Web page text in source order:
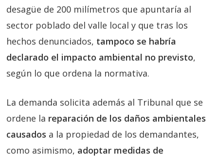
desagüe de 200 milímetros que apuntaría al
sector poblado del valle local y que tras los
hechos denunciados, tampoco se habría
declarado el impacto ambiental no previsto,
según lo que ordena la normativa.
La demanda solicita además al Tribunal que se
ordene la reparación de los daños ambientales
causados a la propiedad de los demandantes,
como asimismo, adoptar medidas de